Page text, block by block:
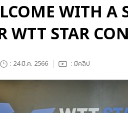
WITH A
WTT STAR
: 24 มี.ค. 2566 : มีคลิป